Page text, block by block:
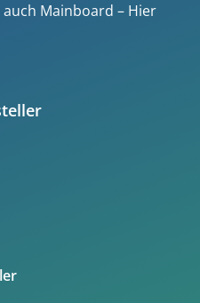
Mainboard – Hier